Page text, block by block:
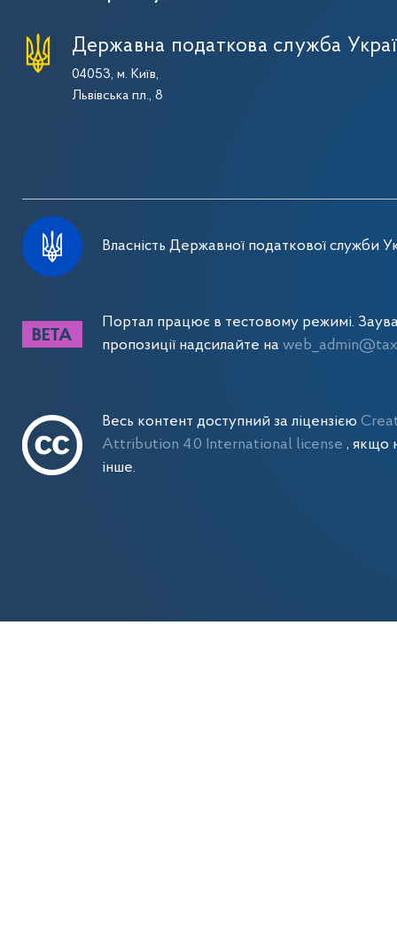
Державна податкова служба
04053, м. Київ,
Львівська пл., 8
Власність Державної податкової служби
Портал працює в тестовому режимі.
пропозиції надсилайте на
Весь контент доступний за ліцензією
Attribution 4.0 International license , якщо
інше.